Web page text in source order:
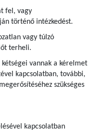
fel, vagy
történő intézkedést.
vagy túlzó
terheli.
vannak a kérelmet
kapcsolatban, további,
szükséges
kapcsolatban